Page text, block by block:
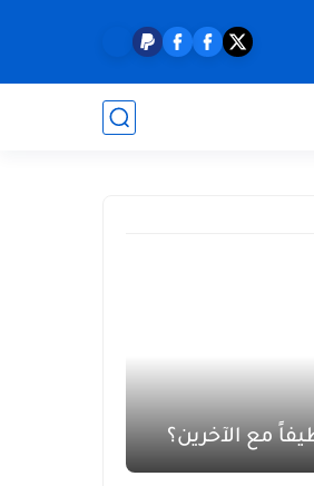
مع الآخرين؟